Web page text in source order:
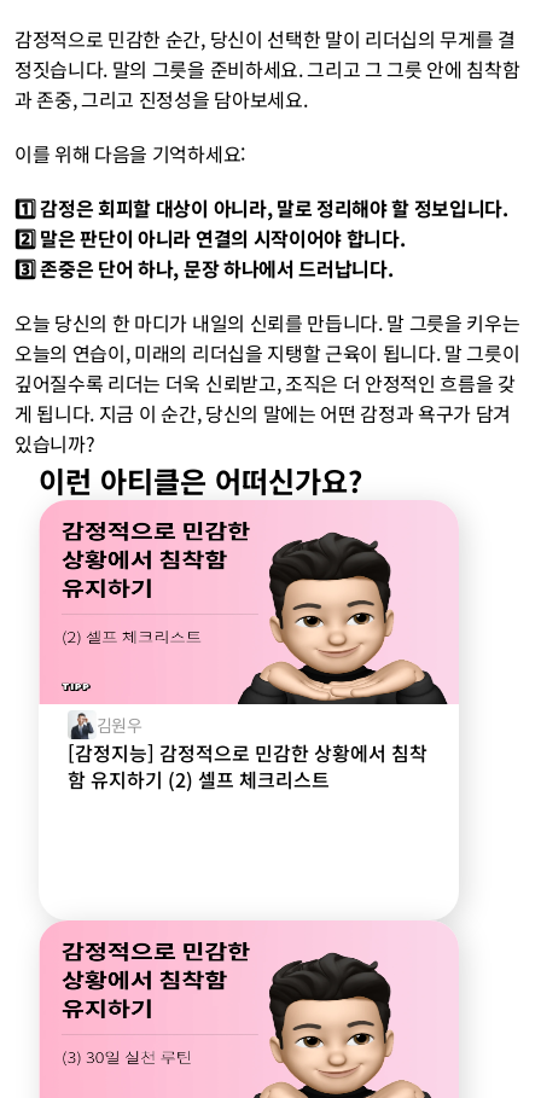
감정적으로 민감한 순간, 당신이 선택한 말이 리더십의 무게를 결
정짓습니다. 말의 그릇을 준비하세요. 그리고 그 그릇 안에 침착함
과 존중, 그리고 진정성을 담아보세요.
이를 위해 다음을 기억하세요:
1️⃣ 감정은 회피할 대상이 아니라, 말로 정리해야 할 정보입니다.
2️⃣ 말은 판단이 아니라 연결의 시작이어야 합니다.
3️⃣ 존중은 단어 하나, 문장 하나에서 드러납니다.
오늘 당신의 한 마디가 내일의 신뢰를 만듭니다. 말 그릇을 키우는
오늘의 연습이, 미래의 리더십을 지탱할 근육이 됩니다. 말 그릇이
깊어질수록 리더는 더욱 신뢰받고, 조직은 더 안정적인 흐름을 갖
게 됩니다. 지금 이 순간, 당신의 말에는 어떤 감정과 욕구가 담겨
있습니까?
이런 아티클은 어떠신가요?
김원우
[감정지능] 감정적으로 민감한 상황에서 침착
함 유지하기 (2) 셀프 체크리스트